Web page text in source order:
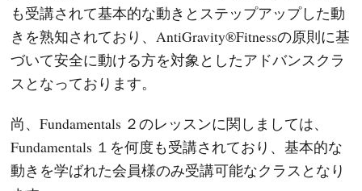
も受講されて基本的な動きとステップアップした動
きを熟知されており、AntiGravity®Fitnessの原則に基
づいて安全に動ける方を対象としたアドバンスクラ
スとなっております。
尚、Fundamentals ２のレッスンに関しましては、
Fundamentals １を何度も受講されており、基本的な
動きを学ばれた会員様のみ受講可能なクラスとなり